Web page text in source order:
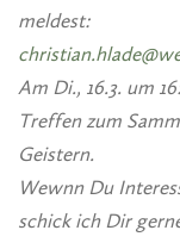
meldest:
Am Di., 16.3. um
Treffen zum
Geistern.
Wewnn Du
schick ich Dir